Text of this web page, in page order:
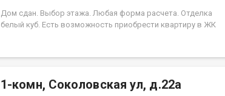
Дом сдан. Выбор этажа. Любая форма расчета. Отделка
белый куб. Есть возможность приобрести квартиру в ЖК
кредита. Под базовую ипотеку сбербанк со ставкой 13.9 %
1-комн, Соколовская ул, д.22а